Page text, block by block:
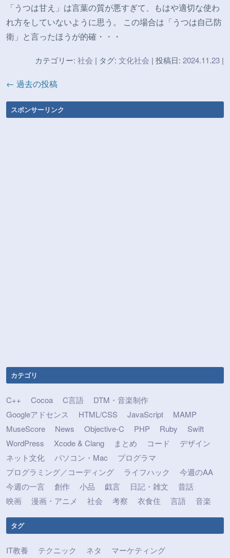
「うつは甘え」は言葉の質が悪すぎて、もはや適切な使わ
れ方をしていないように思う。 この場合は「うつは自己防
衛」と言ったほうが的確・・・
カテゴリー: 社会 | タグ: 文化社会 | 投稿日: 2024.11.23 |
← 過去の投稿
スポンサーリンク
カテゴリ
C++ Cocoa C言語
DTM・音楽制作
Googleアドセンス
HTML/CSS JavaScript
MAMP
MuseScore
News Objective-C PHP Ruby
Swift
WordPress
Xcode & Clang まとめ コード
デザイン
ネット文化
パソコン・Mac
プログラマ
プログラミング／コーディング
ライフハック
今週のAA
今週の一言
創作 小品 戯言 日記・雑文
昔話
映画
漫画・アニメ 社会 考察 衣食住 言語 音楽
タグ
IT教養 テクニック ネタ
マーケティング